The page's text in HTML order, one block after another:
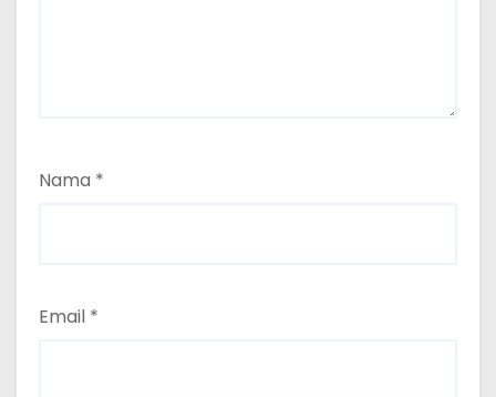
Nama *
Email *